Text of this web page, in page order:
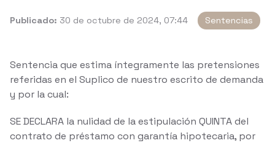
Publicado: 30 de octubre de 2024, 07:44 Sentencias
Sentencia que estima íntegramente las pretensiones
referidas en el Suplico de nuestro escrito de demanda
y por la cual:
SE DECLARA la nulidad de la estipulación QUINTA del
contrato de préstamo con garantía hipotecaria, por